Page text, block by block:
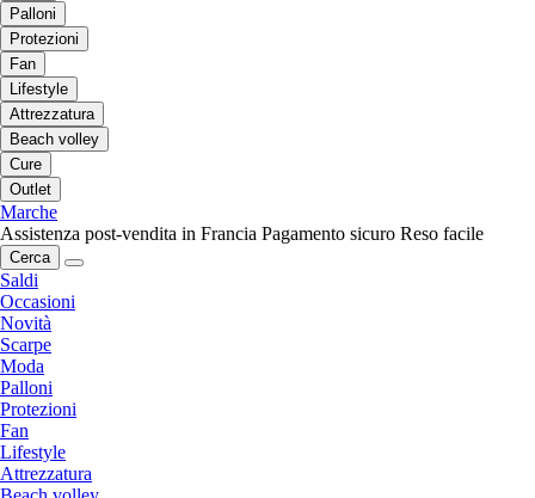
Palloni
Protezioni
Fan
Lifestyle
Attrezzatura
Beach volley
Cure
Outlet
Marche
Assistenza post-vendita in Francia Pagamento sicuro Reso facile
Cerca
Saldi
Occasioni
Novità
Scarpe
Moda
Palloni
Protezioni
Fan
Lifestyle
Attrezzatura